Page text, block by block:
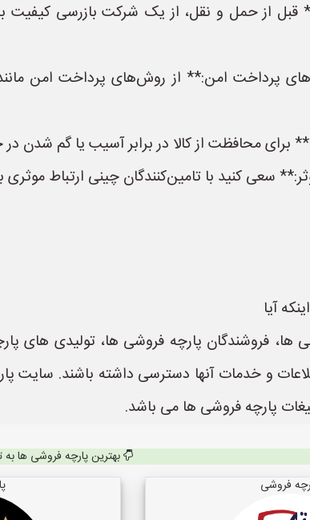
از حمل و نقل، از یک شرکت بازرسی کیفیت
محافظت از کالا در برابر آسیب یا گم شدن
سعی کنید با تامین‌کنندگان چینی ارتباط موثری
آیا
ها، فروشندگان پارچه فروشی ها، تولیدی های
پارچه فروشی ها می باشد.
بهترین پارچه فروشی ها
فروشی